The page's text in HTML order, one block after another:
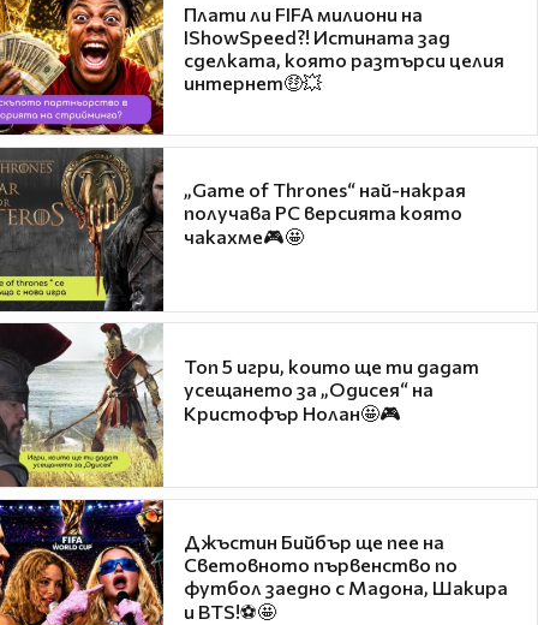
Плати ли FIFA милиони на
IShowSpeed?! Истината зад
сделката, която разтърси целия
интернет🤑💥
„Game of Thrones“ най-накрая
получава PC версията която
чакахме🎮🤩
Топ 5 игри, които ще ти дадат
усещането за „Одисея“ на
Кристофър Нолан🤩🎮
Джъстин Бийбър ще пее на
Световното първенство по
футбол заедно с Мадона, Шакира
и BTS!⚽🤩